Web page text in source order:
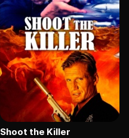
Shoot the Killer